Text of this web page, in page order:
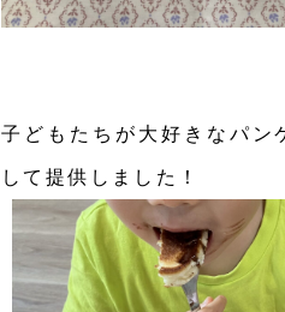
子どもたちが大好きなパン
して提供しました！